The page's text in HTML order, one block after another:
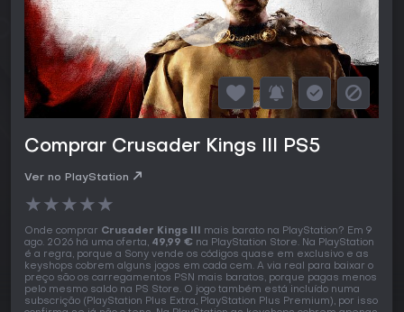
Comprar Crusader Kings III PS5
Ver no PlayStation
★★★★★
Onde comprar Crusader Kings III mais barato na PlayStation? Em 9
ago. 2026 há uma oferta, 49,99 € na PlayStation Store. Na PlayStation
é a regra, porque a Sony vende os códigos quase em exclusivo e as
keyshops cobrem alguns jogos em cada cem. A via real para baixar o
preço são os carregamentos PSN mais baratos, porque pagas menos
pelo mesmo saldo na PS Store. O jogo também está incluído numa
subscrição (PlayStation Plus Extra, PlayStation Plus Premium), por isso